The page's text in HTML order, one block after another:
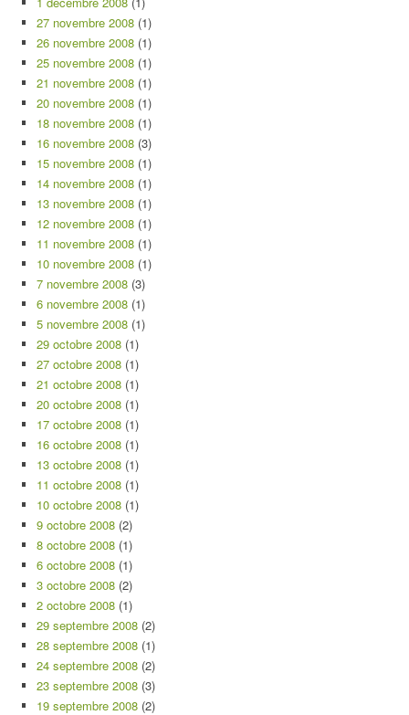
27 novembre 2008 (1)
26 novembre 2008 (1)
25 novembre 2008 (1)
21 novembre 2008 (1)
20 novembre 2008 (1)
18 novembre 2008 (1)
16 novembre 2008 (3)
15 novembre 2008 (1)
14 novembre 2008 (1)
13 novembre 2008 (1)
12 novembre 2008 (1)
11 novembre 2008 (1)
10 novembre 2008 (1)
7 novembre 2008 (3)
6 novembre 2008 (1)
5 novembre 2008 (1)
29 octobre 2008 (1)
27 octobre 2008 (1)
21 octobre 2008 (1)
20 octobre 2008 (1)
17 octobre 2008 (1)
16 octobre 2008 (1)
13 octobre 2008 (1)
11 octobre 2008 (1)
10 octobre 2008 (1)
9 octobre 2008 (2)
8 octobre 2008 (1)
6 octobre 2008 (1)
3 octobre 2008 (2)
2 octobre 2008 (1)
29 septembre 2008 (2)
28 septembre 2008 (1)
24 septembre 2008 (2)
23 septembre 2008 (3)
19 septembre 2008 (2)